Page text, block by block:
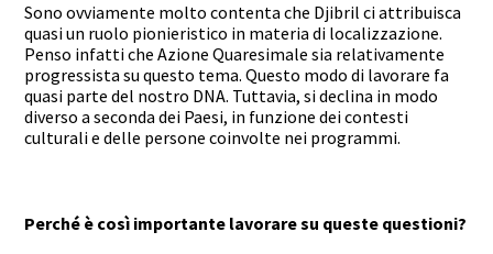
Sono ovviamente molto contenta che Djibril ci attribuisca
quasi un ruolo pionieristico in materia di localizzazione.
Penso infatti che Azione Quaresimale sia relativamente
progressista su questo tema. Questo modo di lavorare fa
quasi parte del nostro DNA. Tuttavia, si declina in modo
diverso a seconda dei Paesi, in funzione dei contesti
culturali e delle persone coinvolte nei programmi.
Perché è così importante lavorare su queste questioni?